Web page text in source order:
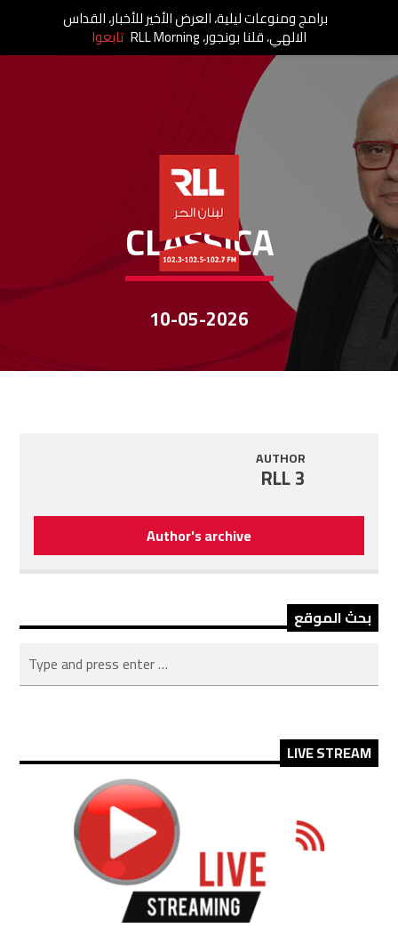
CLASSICA
CLASSICA
10-05-2026
AUTHOR
RLL 3
Author's archive
بحث الموقع
LIVE STREAM
برامج ومنوعات ليلية، العرض الأخير للأخبار، القداس
الالهي، قلنا بونجور، RLL Morning تابعوا